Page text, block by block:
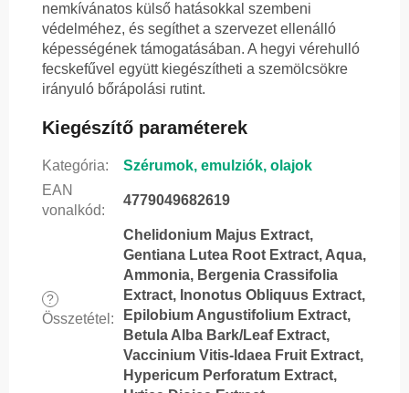
nemkívánatos külső hatásokkal szembeni
védelméhez, és segíthet a szervezet ellenálló
képességének támogatásában. A hegyi vérehulló
fecskefűvel együtt kiegészítheti a szemölcsökre
irányuló bőrápolási rutint.
Kiegészítő paraméterek
Kategória:
Szérumok, emulziók, olajok
EAN
vonalkód:
4779049682619
?
Összetétel :
Chelidonium Majus Extract,
Gentiana Lutea Root Extract, Aqua,
Ammonia, Bergenia Crassifolia
Extract, Inonotus Obliquus Extract,
Epilobium Angustifolium Extract,
Betula Alba Bark/Leaf Extract,
Vaccinium Vitis-Idaea Fruit Extract,
Hypericum Perforatum Extract,